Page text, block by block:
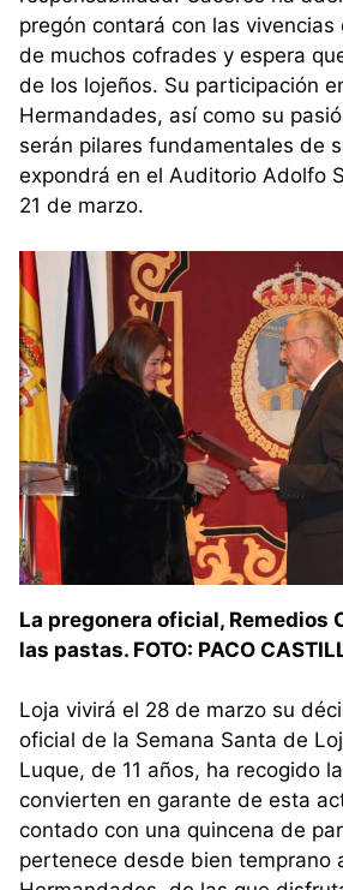
pregón contará con las
de muchos cofrades y espera
de los lojeños. Su participación
Hermandades, así como su
serán pilares fundamentales de
expondrá en el Auditorio Adolfo
21 de marzo.
La pregonera oficial, Remedios
las pastas. FOTO: PACO
Loja vivirá el 28 de marzo su
oficial de la Semana Santa de
Luque, de 11 años, ha recogido
convierten en garante de esta
contado con una quincena de
pertenece desde bien temprano